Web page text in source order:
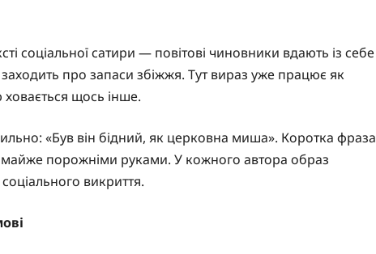
соціальної сатири — повітові чиновники вдають із себе
про запаси збіжжя. Тут вираз уже працює як
ховається щось інше.
«Був він бідний, як церковна миша». Коротка фраза
порожніми руками. У кожного автора образ
соціального викриття.